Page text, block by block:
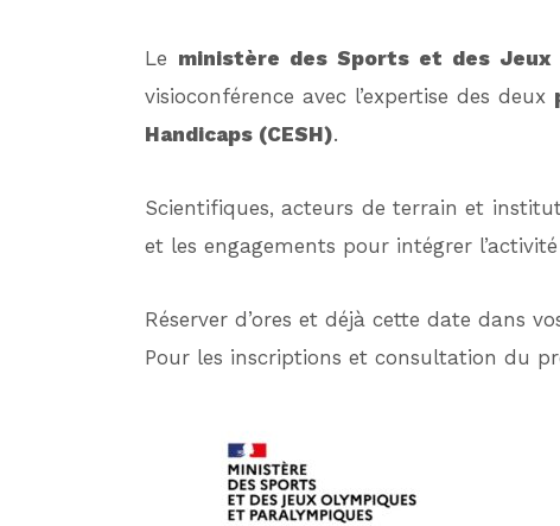
Le ministère des Sports et des Jeux
visioconférence avec l’expertise des deux
Handicaps (CESH).
Scientifiques, acteurs de terrain et
et les engagements pour intégrer
Réserver d’ores et déjà cette date dans
Pour les inscriptions et consultation du